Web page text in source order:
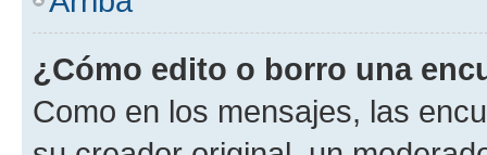
¿Cómo edito o borro una
Como en los mensajes, las